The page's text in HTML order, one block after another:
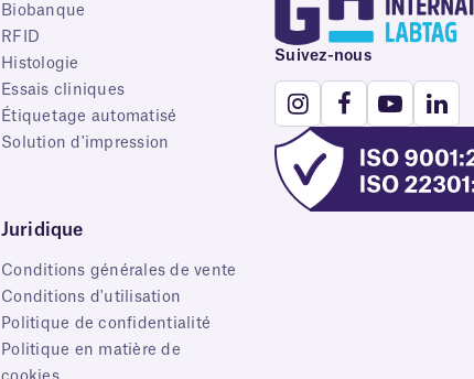
Biobanque
RFID
Histologie
Essais cliniques
Étiquetage automatisé
Solution d'impression
Juridique
Conditions générales de vente
Conditions d'utilisation
Politique de confidentialité
Politique en matière de
Suivez-nous